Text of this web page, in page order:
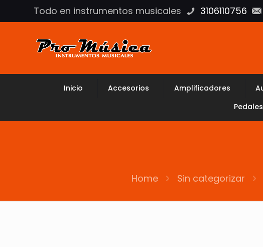
Todo en instrumentos musicales 3106110756
Inicio Accesorios Amplificadores
Pedales
Home Sin categorizar